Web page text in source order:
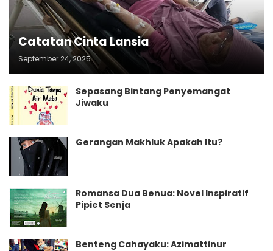
Catatan Cinta Lansia
September 24, 2025
Sepasang Bintang Penyemangat
Jiwaku
Gerangan Makhluk Apakah Itu?
Romansa Dua Benua: Novel Inspiratif
Pipiet Senja
Benteng Cahayaku: Azimattinur